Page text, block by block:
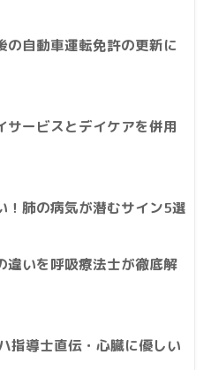
の自動車運転免許の更新に
ービスとデイケアを併用
！肺の病気が潜むサイン5選
違いを呼吸療法士が徹底解
指導士直伝・心臓に優しい